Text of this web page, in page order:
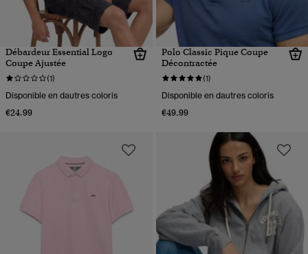
Débardeur Essential Logo
Coupe Ajustée
(1)
Disponible en dautres coloris
€24.99
Polo Classic Pique Coupe
Décontractée
(1)
Disponible en dautres coloris
€49.99